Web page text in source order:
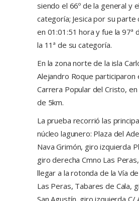
siendo el 66º de la general y
categoría; Jesica por su parte
en 01:01:51 hora y fue la 97ª
la 11ª de su categoría.
En la zona norte de la isla
Alejandro Roque participaron
Carrera Popular del Cristo,
de 5km.
La prueba recorrió las
núcleo lagunero: Plaza del
Nava Grimón, giro izquierda
giro derecha Cmno Las
llegar a la rotonda de la Vía
Las Peras, Tabares de Cala,